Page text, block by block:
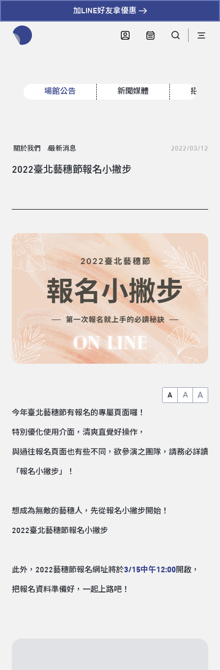
加LINE好友拿優惠
場館公告 新聞媒體 招標資
關於我們 最新消息 2022/03/12
2022臺北藝穗節報名小撇步
A A A
今年臺北藝穗節有報名的專屬頁面囉！
特別優化使用介面，清爽直覺好操作，
與過往報名頁面也有些不同，欲參演之團隊，請務必詳讀
「報名小撇步」！
想成為無敵的藝穗人，先從報名小撇步開始！
2022臺北藝穗節報名小撇步
此外，2022藝穗節報名網址將於3/15中午12:00開啟，
把報名資料準備好，一起上路吧！